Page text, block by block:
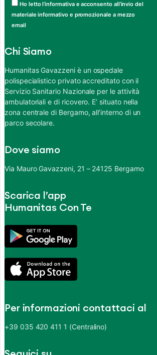
Ho letto l’informativa e acconsento all’invio del
materiale informativo e promozionale a mezzo
email
Chi Siamo
Humanitas Gavazzeni è un ospedale
polispecialistico privato accreditato con il
Servizio Sanitario Nazionale per le attività
ambulatoriali e di ricovero. E’ situato nella
zona centrale di Bergamo, all’interno di un
parco secolare.
Dove siamo
Via Mauro Gavazzeni, 21 – 24125 Bergamo
Scarica l’app
Humanitas Con Te
Per informazioni contattaci al
+39 035 420 411 1 (Centralino)